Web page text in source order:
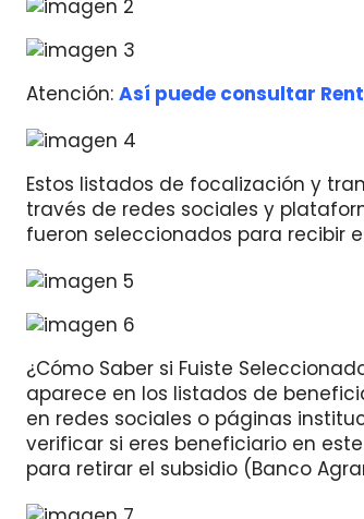
Atención: Así puede consultar
Estos listados de focalización y
través de redes sociales y
fueron seleccionados para recibir
¿Cómo Saber si Fuiste
aparece en los listados de
en redes sociales o páginas
verificar si eres beneficiario en
para retirar el subsidio (Banco